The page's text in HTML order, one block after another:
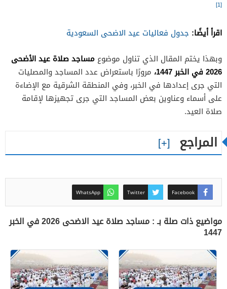
[1]
اقرأ أيضًا: جدول فعاليات عيد الاضحى السعودية
وبهذا يختم المقال الذي تناول موضوع مساجد صلاة عيد الأضحى
2026 في الخبر 1447،
مرورًا باستعراض عدد المساجد والمصليات
التي جرى إعدادها في الخبر، وفي المنطقة الشرقية مع الإضاءة
على أسماء وعناوين بعض المساجد التي جرى تجهيزها لإقامة
صلاة العيد.
المراجع
Facebook
Twitter
WhatsApp
مواضيع ذات صلة بـ : مساجد صلاة عيد الاضحى 2026 في الخبر
1447